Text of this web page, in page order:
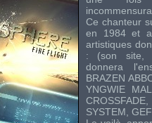
Ce chanteur
en 1984 et
artistiques
: (son site,
donnera
BRAZEN
YNGWIE
CROSSFADE
SYSTEM